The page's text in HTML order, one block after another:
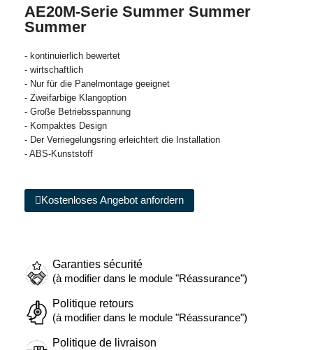
AE20M-Serie Summer Summer
Summer
- kontinuierlich bewertet
- wirtschaftlich
- Nur für die Panelmontage geeignet
- Zweifarbige Klangoption
- Große Betriebsspannung
- Kompaktes Design
- Der Verriegelungsring erleichtert die Installation
- ABS-Kunststoff
Kostenloses Angebot anfordern
Garanties sécurité
(à modifier dans le module "Réassurance")
Politique retours
(à modifier dans le module "Réassurance")
Politique de livraison